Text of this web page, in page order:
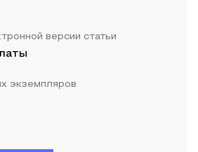
версии статьи
экземпляров